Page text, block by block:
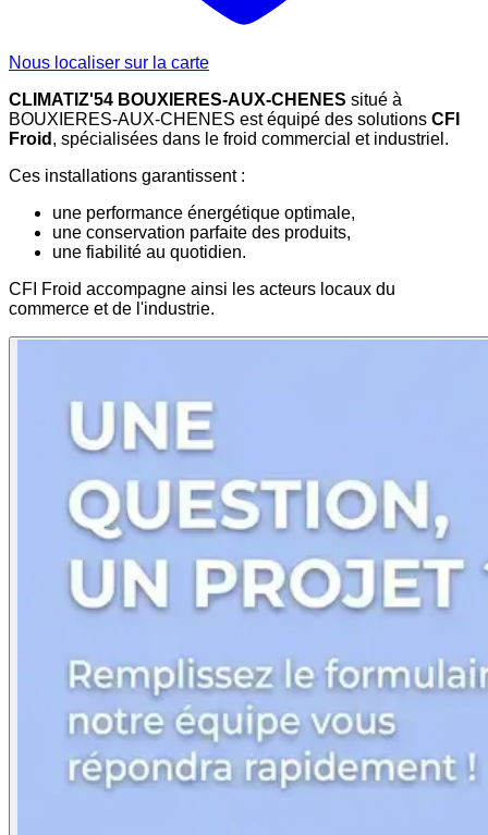
Nous localiser sur la carte
CLIMATIZ'54 BOUXIERES-AUX-CHENES situé à
BOUXIERES-AUX-CHENES est équipé des solutions CFI
Froid , spécialisées dans le froid commercial et industriel.
Ces installations garantissent :
une performance énergétique optimale,
une conservation parfaite des produits,
une fiabilité au quotidien.
CFI Froid accompagne ainsi les acteurs locaux du
commerce et de l'industrie.